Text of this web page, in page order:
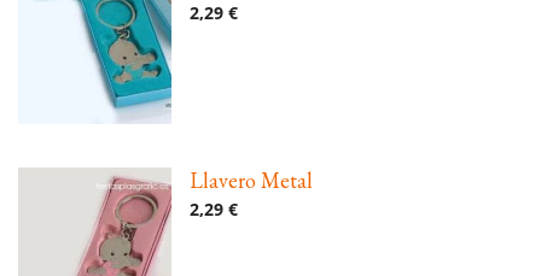
2,29 €
Llavero Metal
2,29 €